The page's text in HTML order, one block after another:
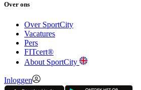
Over ons
Over SportCity
Vacatures
Pers
FITcert®
About SportCity
Inloggen